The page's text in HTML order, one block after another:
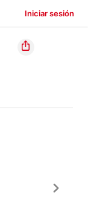
Iniciar sesión